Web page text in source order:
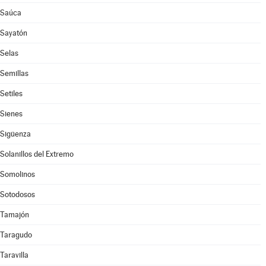
Saúca
Sayatón
Selas
Semillas
Setiles
Sienes
Sigüenza
Solanillos del Extremo
Somolinos
Sotodosos
Tamajón
Taragudo
Taravilla